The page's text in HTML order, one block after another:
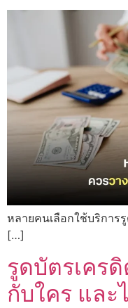
หลายคนเลือกใช้บริการรู
[…]
รูดบัตรเคร
กับใคร และ